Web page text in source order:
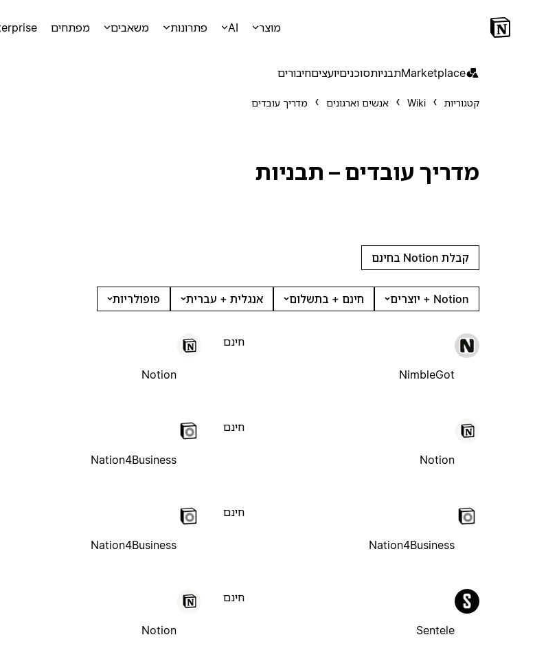
מוצר AI פתרונות משאבים מפתחים
Marketplaceתבניותסוכניםיועציםחיבורים
קטגוריות Wiki אנשים וארגונים מדריך עובדים
מדריך עובדים – תבניות
קבלת Notion בחינם
Notion + יוצרים חינם + בתשלום אנגלית + עברית פופולריות
NimbleGot
חינם
Notion
Notion
חינם
Nation4Business
Nation4Business
חינם
Nation4Business
Sentele
חינם
Notion